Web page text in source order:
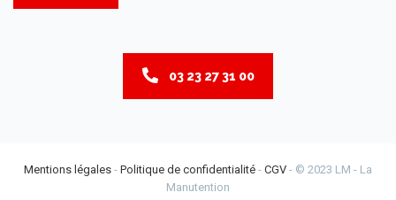
03 23 27 31 00
Mentions légales - Politique de confidentialité - CGV - © 2023 LM - La
Manutention